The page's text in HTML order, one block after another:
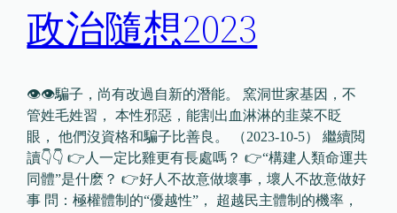
政治隨想2023
👁👁騙子，尚有改過自新的潛能。 窯洞世家基因，不
管姓毛姓習， 本性邪惡，能割出血淋淋的韭菜不眨
眼， 他們沒資格和騙子比善良。 （2023-10-5） 繼續閲
讀👇👇 👉人一定比雞更有長處嗎？ 👉“構建人類命運共
同體”是什麽？ 👉好人不故意做壞事，壞人不故意做好
事 問：極權體制的“優越性”， 超越民主體制的機率，